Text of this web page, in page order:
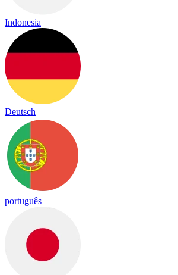
Indonesia
Deutsch
português